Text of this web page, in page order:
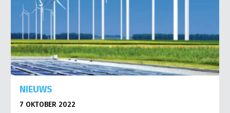
NIEUWS
7 OKTOBER 2022